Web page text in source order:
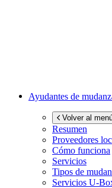
Ayudantes de
Volver al
Resumen
Proveedores
Cómo funciona
Servicios
Tipos de
Servicios U-